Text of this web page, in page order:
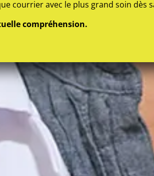
courrier avec le plus grand soin dès
compréhension.